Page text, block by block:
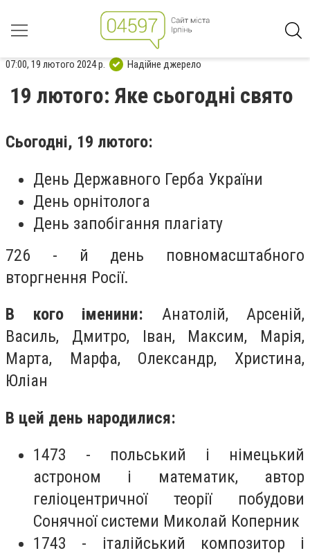
07:00, 19 лютого 2024 р. Надійне джерело
19 лютого: Яке сьогодні свято
Сьогодні, 19 лютого:
День Державного Герба України
День орнітолога
День запобігання плагіату
726 - й день повномасштабного
вторгнення Росії.
В кого іменини: Анатолій, Арсеній,
Василь, Дмитро, Іван, Максим, Марія,
Марта, Марфа, Олександр, Христина,
Юліан
В цей день народилися:
1473 - польський і німецький
астроном і математик, автор
геліоцентричної теорії побудови
Сонячної системи Миколай Коперник
1743 - італійський композитор і